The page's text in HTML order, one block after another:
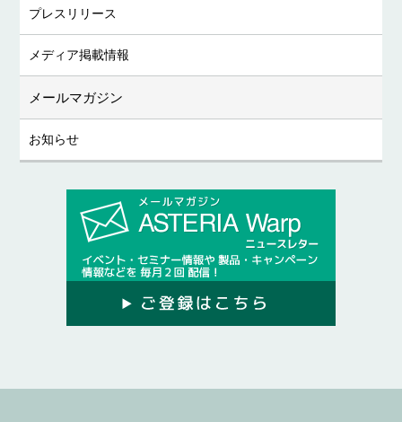
プレスリリース
メディア掲載情報
メールマガジン
お知らせ